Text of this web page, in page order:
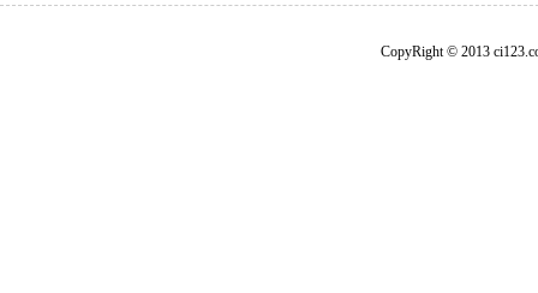
CopyRight © 2013